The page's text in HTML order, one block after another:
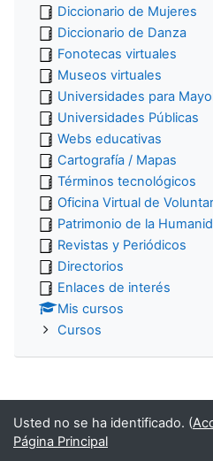
Diccionario de Mujeres
Diccionario de Danza
Fonotecas virtuales
Museos virtuales
Universidades para
Universidades Públicas
Webs educativas
Cartografía / Mapas
Términos tecnológicos
Oficina Virtual de
Patrimonio de la
Revistas y Periódicos
Directorios
Enlaces de interés
Mis cursos
Cursos
Usted no se ha identificado. (
Página Principal